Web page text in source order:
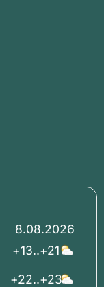
8.08.2026
+13..+21
+22..+23